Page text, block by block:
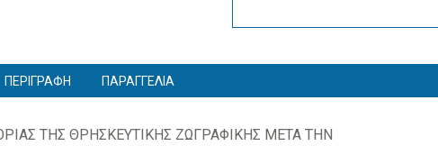
ΠΕΡΙΓΡΑΦΗ ΠΑΡΑΓΓΕΛΙΑ
ΤΗΣ ΘΡΗΣΚΕΥΤΙΚΗΣ ΖΩΓΡΑΦΙΚΗΣ ΜΕΤΑ ΤΗΝ